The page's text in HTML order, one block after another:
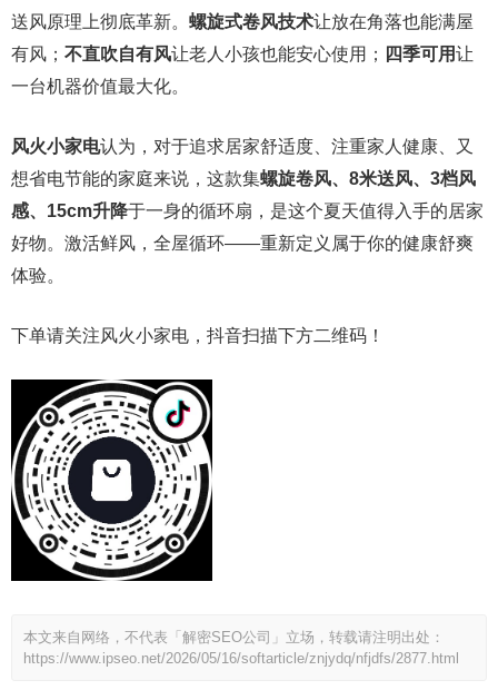
送风原理上彻底革新。 螺旋式卷风技术让放在角落也能满屋
有风； 不直吹自有风让老人小孩也能安心使用； 四季可用让
一台机器价值最大化。
风火小家电认为，对于追求居家舒适度、注重家人健康、又
想省电节能的家庭来说，这款集螺旋卷风、8米送风、3档风
感、15cm升降于一身的循环扇，是这个夏天值得入手的居家
好物。激活鲜风，全屋循环——重新定义属于你的健康舒爽
体验。
下单请关注风火小家电，抖音扫描下方二维码！
本文来自网络，不代表「解密SEO公司」立场，转载请注明出处：
https://www.ipseo.net/2026/05/16/softarticle/znjydq/nfjdfs/2877.html